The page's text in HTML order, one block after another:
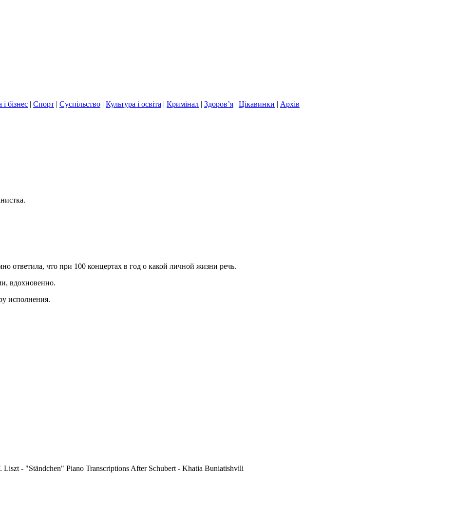
бізнес | Спорт | Суспільство | Культура і освіта | Кримінал | Здоров’я | Цікавинки | Архів
ответила, что при 100 концертах в год о какой личной жизни речь.
вдохновенно.
исполнения.
Liszt - "Ständchen" Piano Transcriptions After Schubert - Khatia Buniatishvili